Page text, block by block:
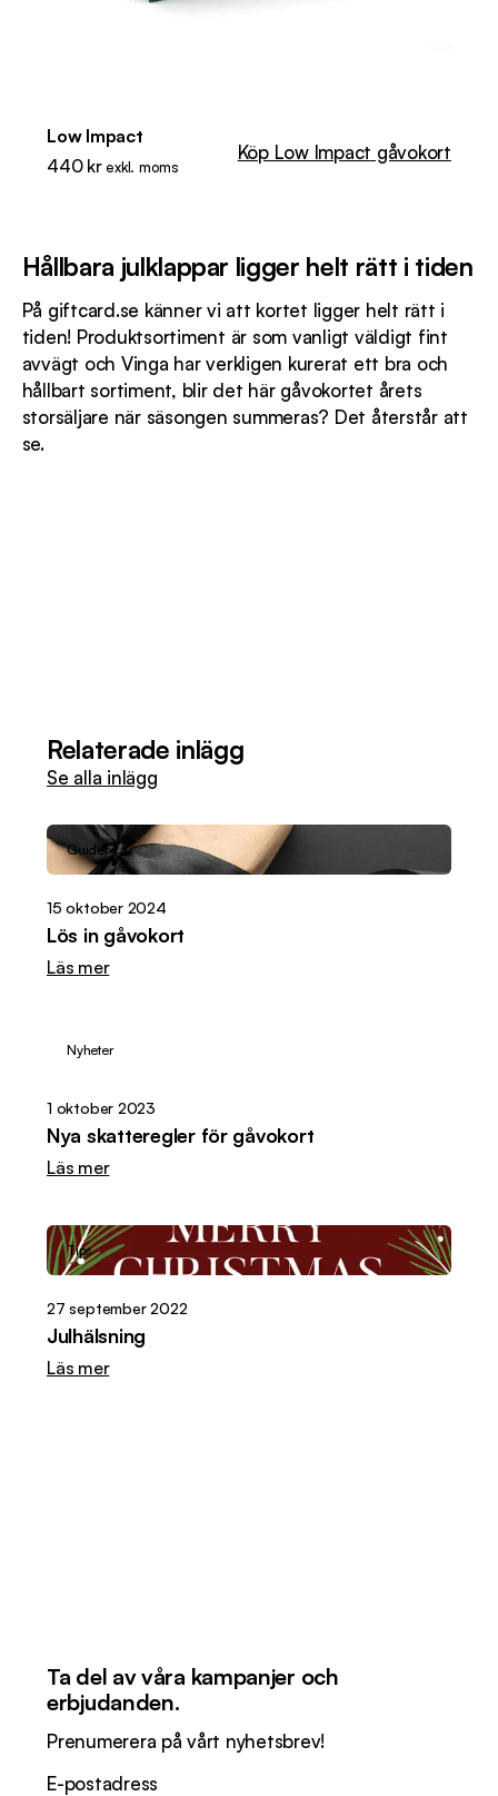
Low Impact
440 kr exkl. moms
Köp Low Impact gåvokort
Hållbara julklappar ligger helt rätt i tiden
På giftcard.se känner vi att kortet ligger helt rätt i
tiden! Produktsortiment är som vanligt väldigt fint
avvägt och Vinga har verkligen kurerat ett bra och
hållbart sortiment, blir det här gåvokortet årets
storsäljare när säsongen summeras? Det återstår att
se.
Relaterade inlägg
Se alla inlägg
Guider
15 oktober 2024
Lös in gåvokort
Läs mer
Nyheter
1 oktober 2023
Nya skatteregler för gåvokort
Läs mer
Tips
27 september 2022
Julhälsning
Läs mer
Ta del av våra kampanjer och
erbjudanden.
Prenumerera på vårt nyhetsbrev!
E-postadress